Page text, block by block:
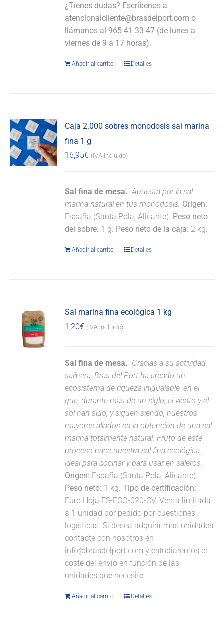
¿Tienes dudas? Escríbenos a
atencionalcliente@brasdelport.com o
llámanos al 965 41 33 47 (de lunes a
viernes de 9 a 17 horas).
Añadir al carrito Detalles
Caja 2.000 sobres monodosis sal marina
fina 1 g
16,95€ (IVA incluido)
Sal fina de mesa. Apuesta por la sal
marina natural en tus monodosis. Origen:
España (Santa Pola, Alicante). Peso neto
del sobre: 1 g. Peso neto de la caja: 2 kg.
Añadir al carrito Detalles
Sal marina fina ecológica 1 kg
1,20€ (IVA incluido)
Sal fina de mesa. Gracias a su actividad
salinera, Bras del Port ha creado un
ecosistema de riqueza inigualable, en el
que, durante más de un siglo, el viento y el
sol han sido, y siguen siendo, nuestros
mayores aliados en la obtención de una sal
marina totalmente natural. Fruto de este
proceso nace nuestra sal fina ecológica,
ideal para cocinar y para usar en saleros.
Origen: España (Santa Pola, Alicante).
Peso neto: 1 kg.Tipo de certificación:
Euro Hoja ES-ECO-020-CV. Venta limitada
a 1 unidad por pedido por cuestiones
logísticas. Si desea adquirir más unidades
contacte con nosotros en
info@brasdelport.com y estudiaremos el
coste del envío en función de las
unidades que necesite.
Añadir al carrito Detalles